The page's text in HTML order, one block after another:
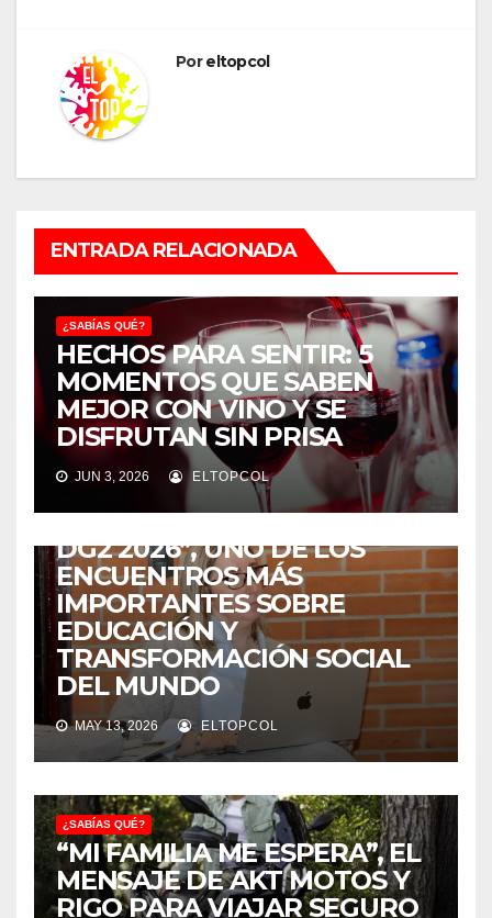
Poreltopcol
ENTRADA RELACIONADA
¿SABÍAS QUÉ?
HECHOS PARA SENTIR: 5
MOMENTOS QUE SABEN
MEJOR CON VINO Y SE
DISFRUTAN SIN PRISA
JUN 3, 2026 ELTOPCOL
COLOMBIA SERÁ LA SEDE DE
“LA ESCUELA DE VERANO
DG2 2026”, UNO DE LOS
ENCUENTROS MÁS
IMPORTANTES SOBRE
EDUCACIÓN Y
TRANSFORMACIÓN SOCIAL
DEL MUNDO
MAY 13, 2026 ELTOPCOL
¿SABÍAS QUÉ?
“MI FAMILIA ME ESPERA”, EL
MENSAJE DE AKT MOTOS Y
RIGO PARA VIAJAR SEGURO